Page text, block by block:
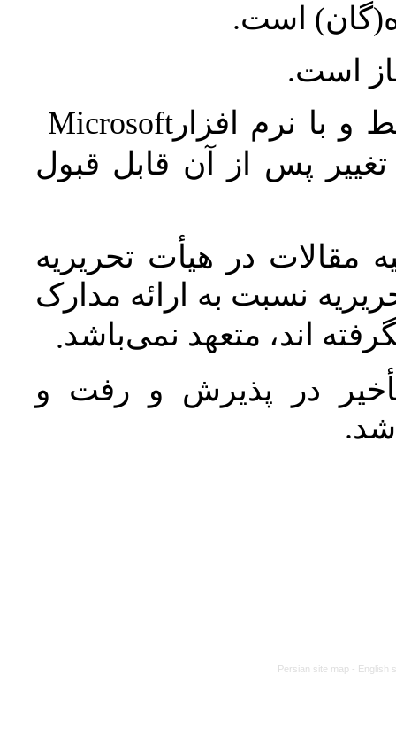
است.
است.
و با نرم افزارMicrosoft
پس از آن قابل قبول
مقالات در هیأت تحریریه
نسبت به ارائه مدارک
اند، متعهد نمی‌باشد.
در پذیرش و رفت و
شد.
Persian site map - English